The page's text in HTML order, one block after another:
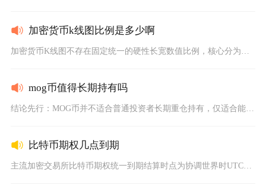
加密货币k线图比例是多少啊
mog币值得长期持有吗
结论先行：MOG币并不适合普通投资者长期重仓持有，仅适合能承...
比特币期权几点到期
主流加密交易所比特币期权统一到期结算时点为协调世界时UTC上...